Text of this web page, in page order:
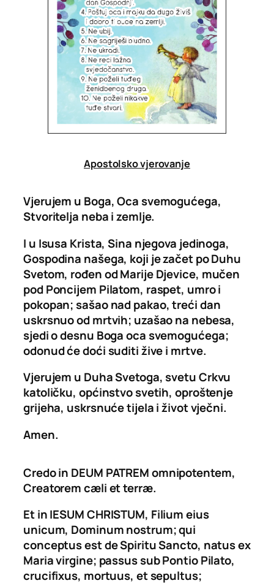
Apostolsko vjerovanje
Vjerujem u Boga, Oca svemogućega,
Stvoritelja neba i zemlje.
I u Isusa Krista, Sina njegova jedinoga,
Gospodina našega, koji je začet po Duhu
Svetom, rođen od Marije Djevice, mučen
pod Poncijem Pilatom, raspet, umro i
pokopan; sašao nad pakao, treći dan
uskrsnuo od mrtvih; uzašao na nebesa,
sjedi o desnu Boga oca svemogućega;
odonud će doći suditi žive i mrtve.
Vjerujem u Duha Svetoga, svetu Crkvu
katoličku, općinstvo svetih, oproštenje
grijeha, uskrsnuće tijela i život vječni.
Amen.
Credo in DEUM PATREM omnipotentem,
Creatorem cæli et terræ.
Et in IESUM CHRISTUM, Filium eius
unicum, Dominum nostrum; qui
conceptus est de Spiritu Sancto, natus ex
Maria virgine; passus sub Pontio Pilato,
crucifixus, mortuus, et sepultus;